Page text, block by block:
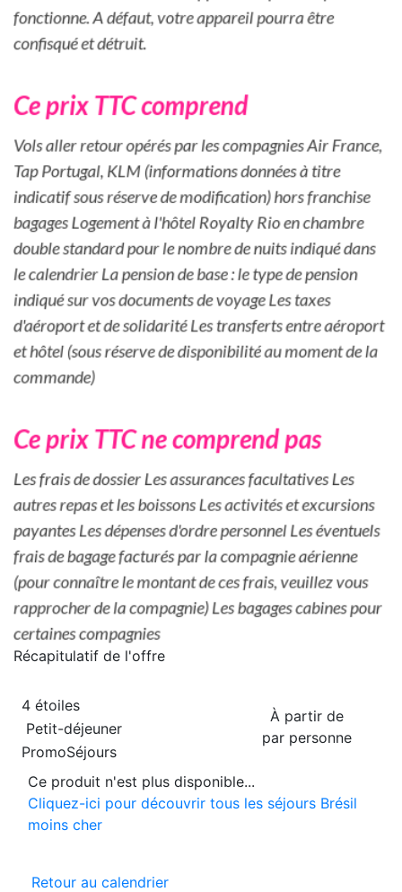
Récapitulatif de l'offre
À partir de
par personne
4 étoiles
Petit-déjeuner
PromoSéjours
Ce produit n'est plus disponible...
Cliquez-ici pour découvrir tous les séjours Brésil
moins cher
Retour au calendrier